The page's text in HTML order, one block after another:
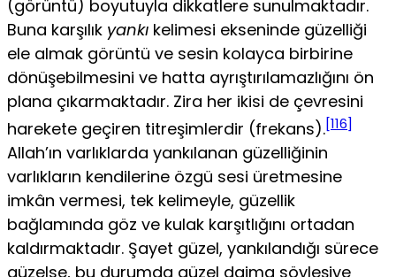
(görüntü) boyutuyla dikkatlere sunulmaktadır.
Buna karşılık yankı kelimesi ekseninde güzelliği
ele almak görüntü ve sesin kolayca birbirine
dönüşebilmesini ve hatta ayrıştırılamazlığını ön
plana çıkarmaktadır. Zira her ikisi de çevresini
harekete geçiren titre­şimlerdir (frekans).[116]
Allah’ın varlıklarda yankılanan güzelliğinin
varlıkların kendilerine özgü sesi üretmesine
imkân vermesi, tek kelimeyle, güzellik
bağlamında göz ve kulak karşıtlığını ortadan
kaldırmaktadır. Şayet güzel, yankılandığı sürece
güzelse, bu durumda güzel daima söy­leşiye